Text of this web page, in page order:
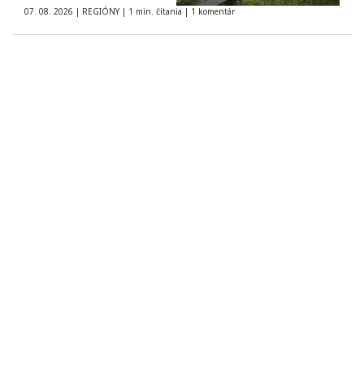
07. 08. 2026 | REGIÓNY | 1 min. čítania | 1 komentár